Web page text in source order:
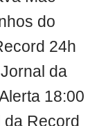
do
24h
da
18:00
Record